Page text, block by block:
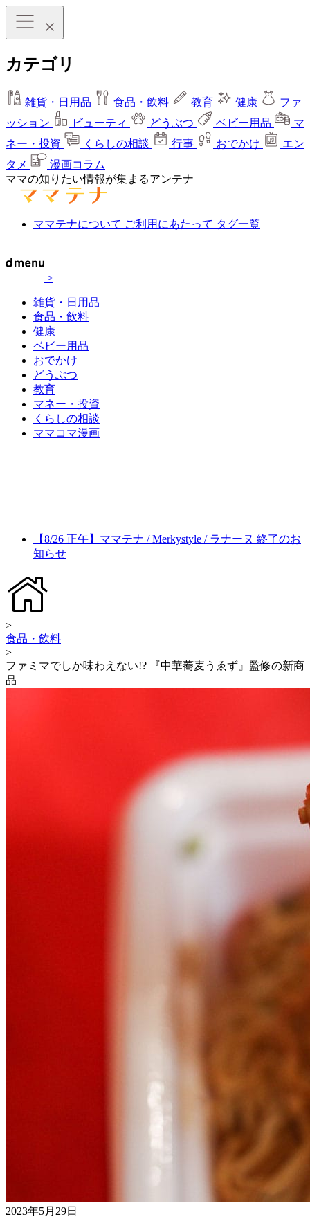
カテゴリ
雑貨・日用品 食品・飲料 教育 健康
ファ
ッション
ビューティ どうぶつ ベビー用品
マ
ネー・投資
くらしの相談 行事 おでかけ
エン
タメ
漫画コラム
ママの知りたい情報が集まるアンテナ
ママテナについて ご利用にあたって タグ一覧
>
雑貨・日用品
食品・飲料
健康
ベビー用品
おでかけ
どうぶつ
教育
マネー・投資
くらしの相談
ママコマ漫画
【8/26 正午】ママテナ / Merkystyle / ラナーヌ 終了のお
知らせ
>
食品・飲料
>
ファミマでしか味わえない!? 『中華蕎麦うゑず』監修の新商
品
2023年5月29日